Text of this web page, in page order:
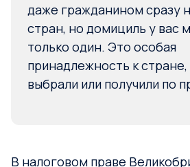
даже гражданином сразу
стран, но домициль у вас
только один. Это особая
принадлежность к
выбрали или получили по
В налоговом праве